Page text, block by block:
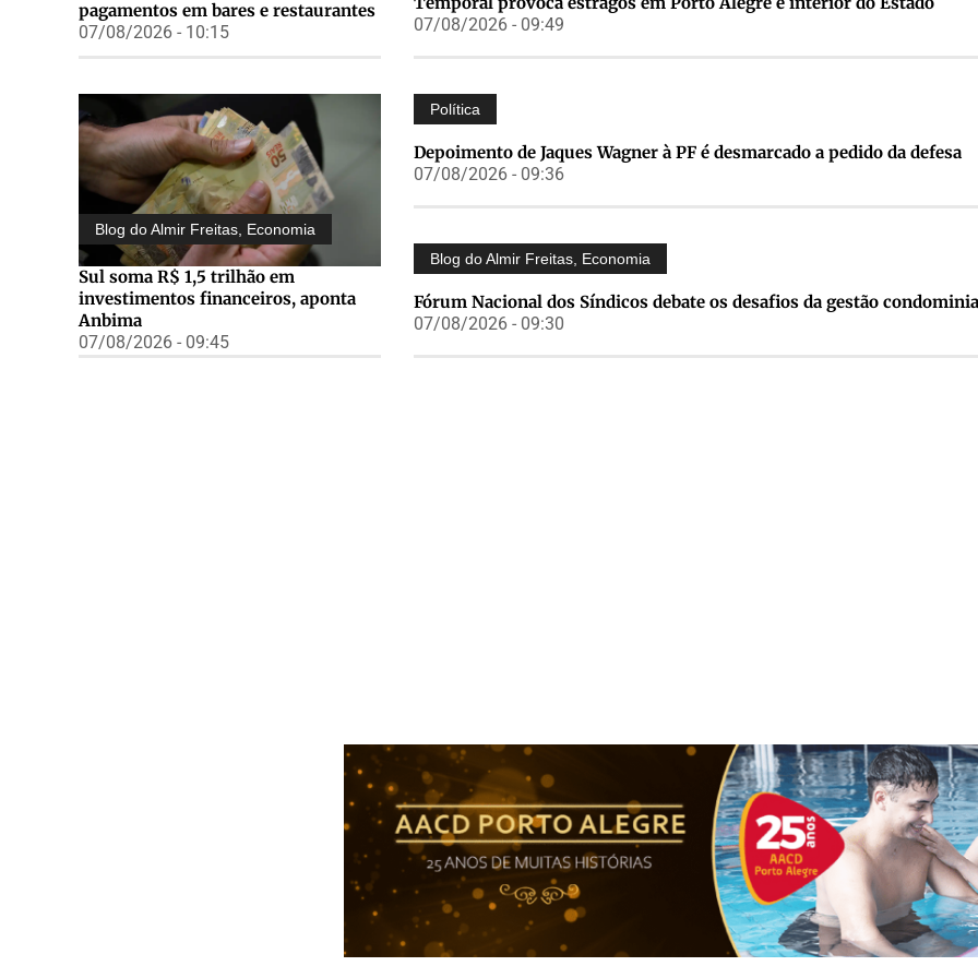
pagamentos em bares e restaurantes
07/08/2026 - 10:15
07/08/2026 - 09:49
Blog do Almir Freitas Economia
Sul soma R$ 1,5 trilhão em
investimentos financeiros, aponta
Anbima
07/08/2026 - 09:45
Política
Depoimento de Jaques Wagner à PF é desmarcado a pedido da defesa
07/08/2026 - 09:36
Blog do Almir Freitas Economia
Fórum Nacional dos Síndicos debate os desafios da gestão
07/08/2026 - 09:30